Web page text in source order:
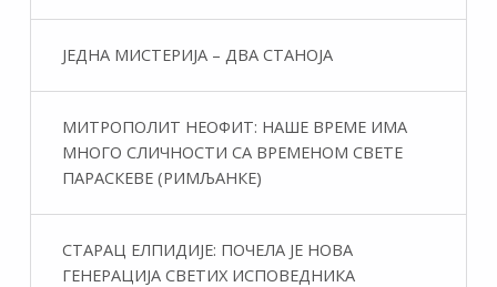
ЈЕДНА МИСТЕРИЈА – ДВА СТАНОЈА
МИТРОПОЛИТ НЕОФИТ: НАШЕ ВРЕМЕ ИМА
МНОГО СЛИЧНОСТИ СА ВРЕМЕНОМ СВЕТЕ
ПАРАСКЕВЕ (РИМЉАНКЕ)
СТАРАЦ ЕЛПИДИЈЕ: ПОЧЕЛА ЈЕ НОВА
ГЕНЕРАЦИЈА СВЕТИХ ИСПОВЕДНИКА